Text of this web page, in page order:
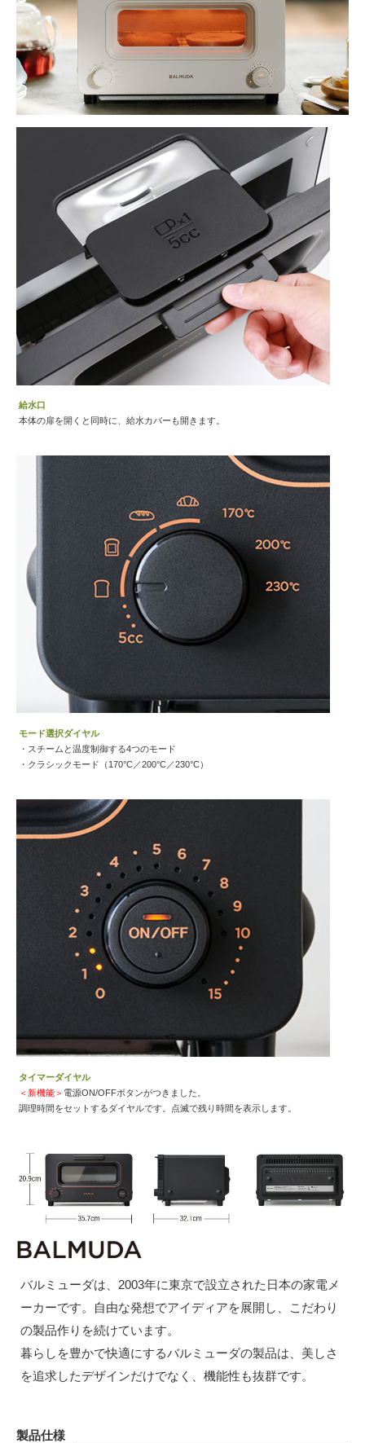
給水口
本体の扉を開くと同時に、給水カバーも開きます。
モード選択ダイヤル
・スチームと温度制御する4つのモード
・クラシックモード（170°C／200°C／230°C）
タイマーダイヤル
＜新機能＞ 電源ON/OFFボタンがつきました。
調理時間をセットするダイヤルです。点滅で残り時間を表示します。
バルミューダは、2003年に東京で設立された日本の家電メ
ーカーです。自由な発想でアイディアを展開し、こだわり
の製品作りを続けています。
暮らしを豊かで快適にするバルミューダの製品は、美しさ
を追求したデザインだけでなく、機能性も抜群です。
製品仕様